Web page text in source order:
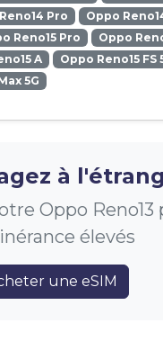
Pro Oppo
Reno15 Pro Oppo
A
Oppo Reno15 FS
5G
à
Oppo
élevés
une eSIM